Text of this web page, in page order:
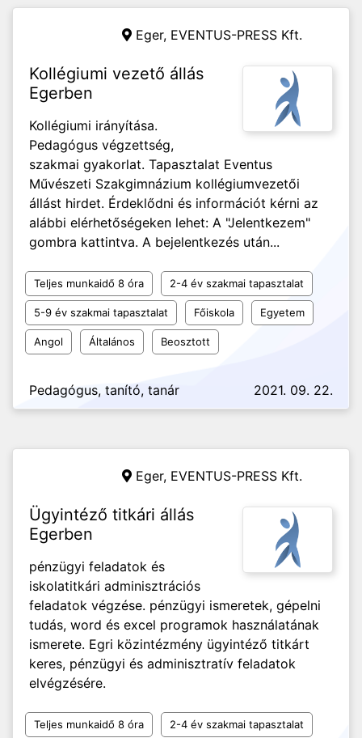
Eger, EVENTUS-PRESS Kft.
Kollégiumi vezető állás
Egerben
Kollégiumi irányítása.
Pedagógus végzettség,
szakmai gyakorlat. Tapasztalat Eventus
Művészeti Szakgimnázium kollégiumvezetői
állást hirdet. Érdeklődni és információt kérni az
alábbi elérhetőségeken lehet: A "Jelentkezem"
gombra kattintva. A bejelentkezés után...
Teljes munkaidő 8 óra 2-4 év szakmai tapasztalat
5-9 év szakmai tapasztalat Főiskola Egyetem
Angol Általános Beosztott
Pedagógus, tanító, tanár 2021. 09. 22.
Eger, EVENTUS-PRESS Kft.
Ügyintéző titkári állás
Egerben
pénzügyi feladatok és
iskolatitkári adminisztrációs
feladatok végzése. pénzügyi ismeretek, gépelni
tudás, word és excel programok használatának
ismerete. Egri közintézmény ügyintéző titkárt
keres, pénzügyi és adminisztratív feladatok
elvégzésére.
Teljes munkaidő 8 óra 2-4 év szakmai tapasztalat